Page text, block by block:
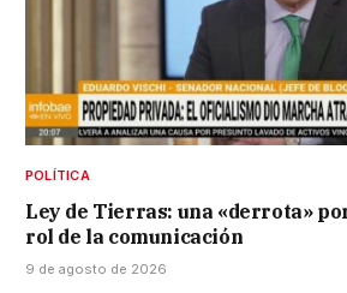
POLÍTICA
Ley de Tierras: una «derrota»
rol de la comunicación
9 de agosto de 2026